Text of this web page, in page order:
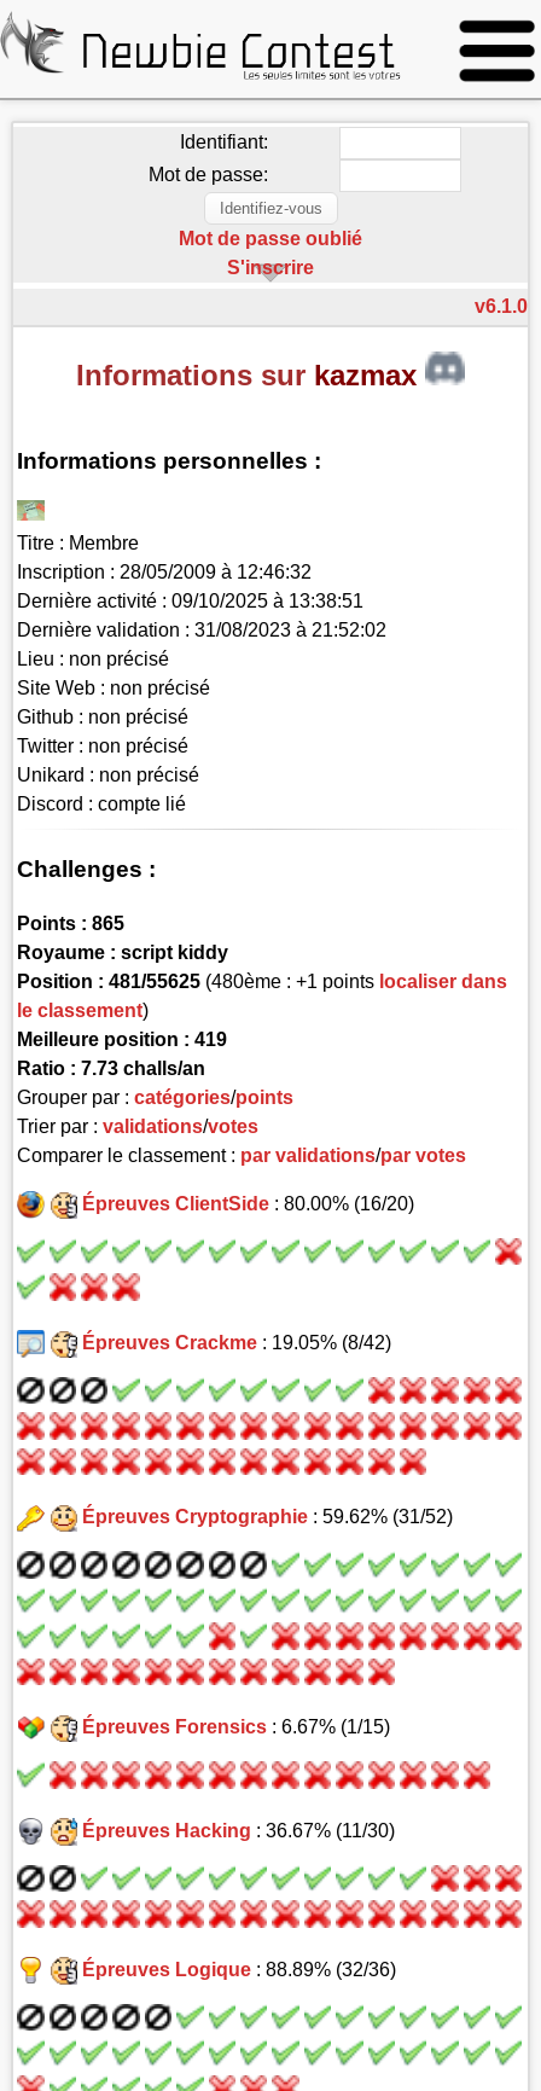
Identifiant:
Mot de passe:
Mot de passe oublié
S'inscrire
v6.1.0
Informations sur kazmax
Informations personnelles :
Titre : Membre
Inscription : 28/05/2009 à 12:46:32
Dernière activité : 09/10/2025 à 13:38:51
Dernière validation : 31/08/2023 à 21:52:02
Lieu : non précisé
Site Web : non précisé
Github : non précisé
Twitter : non précisé
Unikard : non précisé
Discord : compte lié
Challenges :
Points : 865
Royaume : script kiddy
Position : 481/55625 (480ème : +1 points localiser dans
le classement)
Meilleure position : 419
Ratio : 7.73 challs/an
Grouper par :catégories/points
Trier par :validations/votes
Comparer le classement : par validations/par votes
Épreuves ClientSide: 80.00% (16/20)
Épreuves Crackme: 19.05% (8/42)
Épreuves Cryptographie: 59.62% (31/52)
Épreuves Forensics: 6.67% (1/15)
Épreuves Hacking : 36.67% (11/30)
Épreuves Logique: 88.89% (32/36)